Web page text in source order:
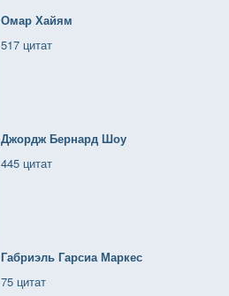
Омар Хайям
517 цитат
Джордж Бернард Шоу
445 цитат
Габриэль Гарсиа Маркес
75 цитат